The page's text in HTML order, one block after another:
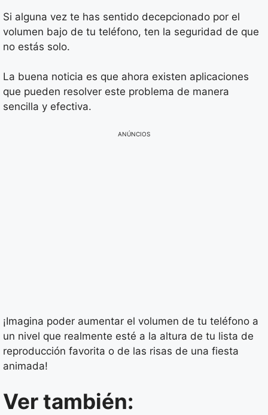
Si alguna vez te has sentido decepcionado por el
volumen bajo de tu teléfono, ten la seguridad de que
no estás solo.
La buena noticia es que ahora existen aplicaciones
que pueden resolver este problema de manera
sencilla y efectiva.
ANÚNCIOS
¡Imagina poder aumentar el volumen de tu teléfono a
un nivel que realmente esté a la altura de tu lista de
reproducción favorita o de las risas de una fiesta
animada!
Ver también: